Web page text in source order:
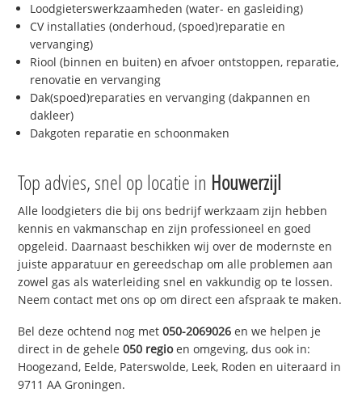
Loodgieterswerkzaamheden (water- en gasleiding)
CV installaties (onderhoud, (spoed)reparatie en
vervanging)
Riool (binnen en buiten) en afvoer ontstoppen, reparatie,
renovatie en vervanging
Dak(spoed)reparaties en vervanging (dakpannen en
dakleer)
Dakgoten reparatie en schoonmaken
Top advies, snel op locatie in Houwerzijl
Alle loodgieters die bij ons bedrijf werkzaam zijn hebben
kennis en vakmanschap en zijn professioneel en goed
opgeleid. Daarnaast beschikken wij over de modernste en
juiste apparatuur en gereedschap om alle problemen aan
zowel gas als waterleiding snel en vakkundig op te lossen.
Neem contact met ons op om direct een afspraak te maken.
Bel deze ochtend nog met050-2069026 en we helpen je
direct in de gehele050 regioen omgeving, dus ook in:
Hoogezand, Eelde, Paterswolde, Leek, Roden en uiteraard in
9711 AA Groningen.